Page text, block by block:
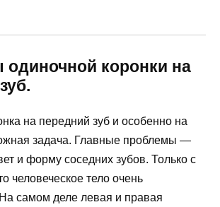
коронки на
на передний зуб и особенно на
задача. Главные проблемы —
и форму соседних зубов. Только с
человеческое тело очень
самом деле левая и правая